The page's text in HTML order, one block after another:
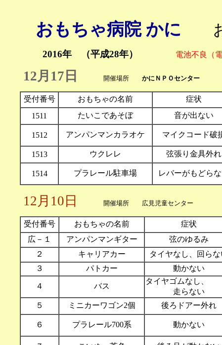
おもちゃ病院 かに
2016年 （平成28年） 電池不良（
12月17日 開催場所 かにＮＰＯセンター
受付番号 おもちゃの名前 症状
1511
たいこであそぼ 音が出ない
1512 アンパンマンカラオケ マイクコード破
1513
ウクレレ 弦張り金具外れ
1514 プラレール駐車場 レバーがもどら
12月10日 開催場所 広見児童セン
受付番号 おもちゃの名前 症状
広－１
アンパンマンギター 弦のゆるみ
２
キャリアカー タイヤなし、回らな
３
パトカー 動かない
４ バス
タイヤゴムなし
走らない
５ ミニカーワゴン2個 後ろドアー外れ
６ プラレール700系 動かない